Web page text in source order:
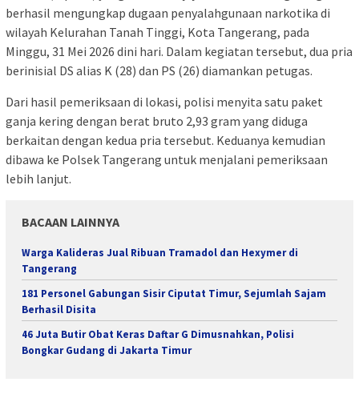
berhasil mengungkap dugaan penyalahgunaan narkotika di
wilayah Kelurahan Tanah Tinggi, Kota Tangerang, pada
Minggu, 31 Mei 2026 dini hari. Dalam kegiatan tersebut, dua pria
berinisial DS alias K (28) dan PS (26) diamankan petugas.
Dari hasil pemeriksaan di lokasi, polisi menyita satu paket
ganja kering dengan berat bruto 2,93 gram yang diduga
berkaitan dengan kedua pria tersebut. Keduanya kemudian
dibawa ke Polsek Tangerang untuk menjalani pemeriksaan
lebih lanjut.
BACAAN LAINNYA
Warga Kalideras Jual Ribuan Tramadol dan Hexymer di
Tangerang
181 Personel Gabungan Sisir Ciputat Timur, Sejumlah Sajam
Berhasil Disita
46 Juta Butir Obat Keras Daftar G Dimusnahkan, Polisi
Bongkar Gudang di Jakarta Timur